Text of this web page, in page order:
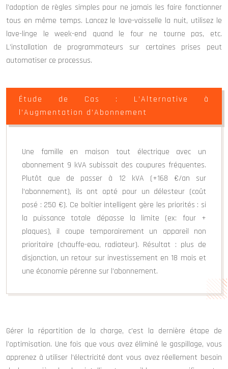
l’adoption de règles simples pour ne jamais les faire fonctionner
tous en même temps. Lancez le lave-vaisselle la nuit, utilisez le
lave-linge le week-end quand le four ne tourne pas, etc.
L’installation de programmateurs sur certaines prises peut
automatiser ce processus.
Étude de Cas : L’Alternative à
l’Augmentation d’Abonnement
Une famille en maison tout électrique avec un
abonnement 9 kVA subissait des coupures fréquentes.
Plutôt que de passer à 12 kVA (+168 €/an sur
l’abonnement), ils ont opté pour un délesteur (coût
posé : 250 €). Ce boîtier intelligent gère les priorités : si
la puissance totale dépasse la limite (ex: four +
plaques), il coupe temporairement un appareil non
prioritaire (chauffe-eau, radiateur). Résultat : plus de
disjonction, un retour sur investissement en 18 mois et
une économie pérenne sur l’abonnement.
Gérer la répartition de la charge, c’est la dernière étape de
l’optimisation. Une fois que vous avez éliminé le gaspillage, vous
apprenez à utiliser l’électricité dont vous avez réellement besoin